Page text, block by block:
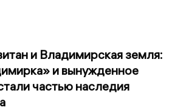
и Владимирская земля:
и вынужденное
частью наследия